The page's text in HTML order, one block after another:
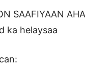
SAAFIYAAN
ka helaysaa